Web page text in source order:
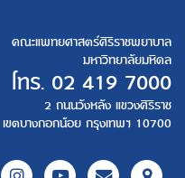
คณะแพทยศาสตร์ศิริราชพยาบาล
มหาวิทยาลัยมหิดล
โทร. 02 419 7000
2 ถนนวังหลัง แขวงศิริราช
เขตบางกอกน้อย กรุงเทพฯ 10700